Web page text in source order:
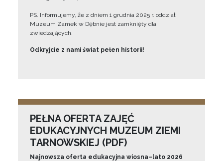
PS. Informujemy, że z dniem 1 grudnia 2025 r. oddział
Muzeum Zamek w Dębnie jest zamknięty dla
zwiedzających.
Odkryjcie z nami świat pełen historii!
PEŁNA OFERTA ZAJĘĆ
EDUKACYJNYCH MUZEUM ZIEMI
TARNOWSKIEJ (PDF)
Najnowsza oferta edukacyjna wiosna–lato 2026